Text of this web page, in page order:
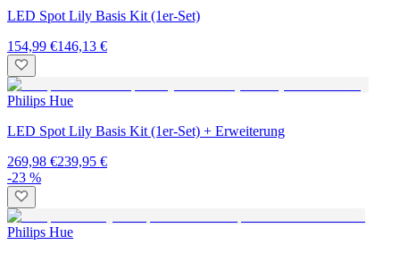
LED Spot Lily Basis Kit (1er-Set)
154,99 €146,13 €
Philips Hue
LED Spot Lily Basis Kit (1er-Set) + Erweiterung
269,98 €239,95 €
-23 %
Philips Hue